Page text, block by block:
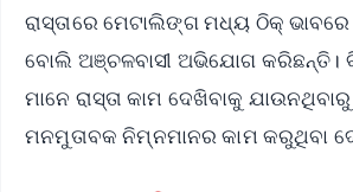
ରାସ୍ତାରେ ମେଟାଲିଙ୍ଗ ମଧ୍ୟ ଠିକ୍
ବୋଲି ଅଞ୍ଚଳବାସୀ ଅଭିଯୋଗ କରିଛନ୍ତି।
ମାନେ ରାସ୍ତା କାମ ଦେଖିବାକୁ
ମନମୁତାବକ ନିମ୍ନମାନର କାମ କରୁଥିବା